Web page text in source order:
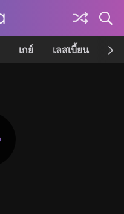
เกย์ เลสเบี้ยน เค